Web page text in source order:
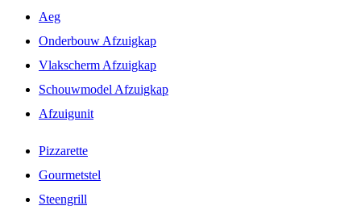
Aeg
Onderbouw Afzuigkap
Vlakscherm Afzuigkap
Schouwmodel Afzuigkap
Afzuigunit
Pizzarette
Gourmetstel
Steengrill